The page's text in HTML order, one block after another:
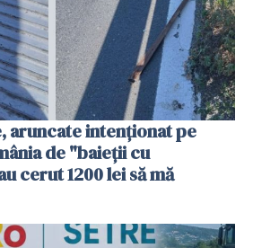
aruncate intenționat pe
de "baieții cu
cerut 1200 lei să mă